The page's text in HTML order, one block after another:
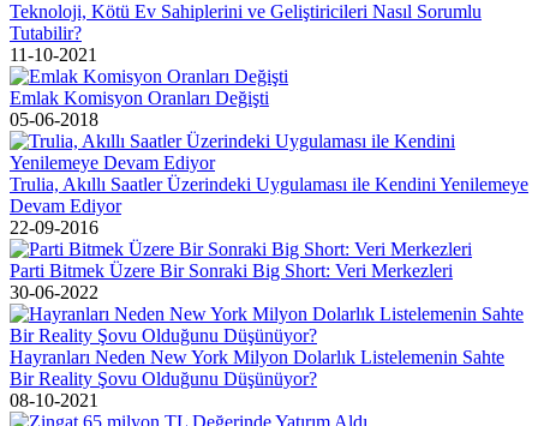
Teknoloji, Kötü Ev Sahiplerini ve Geliştiricileri Nasıl Sorumlu
Tutabilir?
11-10-2021
Emlak Komisyon Oranları Değişti
05-06-2018
Trulia, Akıllı Saatler Üzerindeki Uygulaması ile Kendini Yenilemeye
Devam Ediyor
22-09-2016
Parti Bitmek Üzere Bir Sonraki Big Short: Veri Merkezleri
30-06-2022
Hayranları Neden New York Milyon Dolarlık Listelemenin Sahte
Bir Reality Şovu Olduğunu Düşünüyor?
08-10-2021